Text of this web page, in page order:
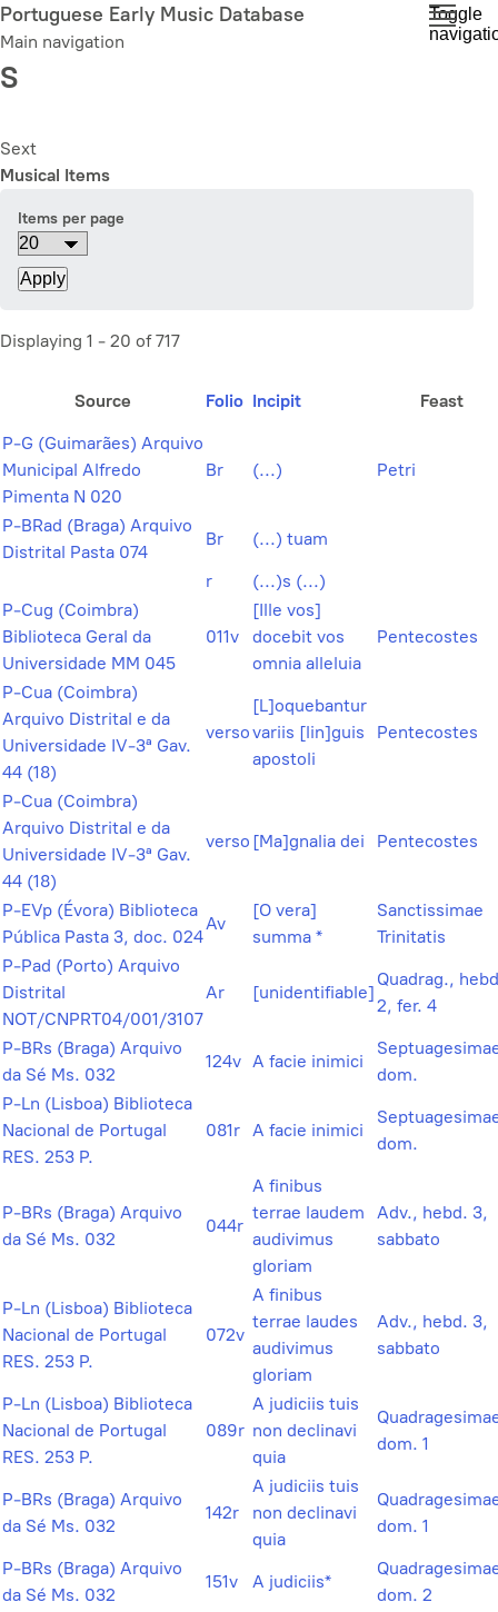
Skip
to
main
content
Portuguese Early Music Database
Main navigation
Toggle
S
Sext
Musical Items
Items per page
Displaying 1 - 20 of 717
Source Folio Incipit
Feast
P-G (Guimarães) Arquivo
Municipal Alfredo
Pimenta N 020
Br (...) Petri
P-BRad (Braga) Arquivo
Distrital Pasta 074
Br
(...) tuam
r
(...)s (...)
P-Cug (Coimbra)
Biblioteca Geral da
Universidade MM 045
011v
[Ille vos]
docebit vos
omnia alleluia
Pentecostes
P-Cua (Coimbra)
Arquivo Distrital e da
Universidade IV-3ª Gav.
44 (18)
verso
[L]oquebantur
variis [lin]guis
apostoli
Pentecostes
P-Cua (Coimbra)
Arquivo Distrital e da
Universidade IV-3ª Gav.
44 (18)
verso [Ma]gnalia dei Pentecostes
P-EVp (Évora) Biblioteca
Pública Pasta 3, doc. 024
Av
[O vera]
summa *
Sanctissimae
Trinitatis
P-Pad (Porto) Arquivo
Distrital
NOT/CNPRT04/001/3107
Ar [unidentifiable]
Quadrag.,
2, fer. 4
P-BRs (Braga) Arquivo
da Sé Ms. 032
124v A facie inimici
dom.
P-Ln (Lisboa) Biblioteca
Nacional de Portugal
RES. 253 P.
081r A facie inimici
dom.
P-BRs (Braga) Arquivo
da Sé Ms. 032
044r
A finibus
terrae laudem
audivimus
gloriam
Adv., hebd. 3,
sabbato
P-Ln (Lisboa) Biblioteca
Nacional de Portugal
RES. 253 P.
072v
A finibus
terrae laudes
audivimus
gloriam
Adv., hebd. 3,
sabbato
P-Ln (Lisboa) Biblioteca
Nacional de Portugal
RES. 253 P.
089r
A judiciis tuis
non declinavi
quia
dom. 1
P-BRs (Braga) Arquivo
da Sé Ms. 032
142r
A judiciis tuis
non declinavi
quia
dom. 1
P-BRs (Braga) Arquivo
da Sé Ms. 032
151v A judiciis*
dom. 2